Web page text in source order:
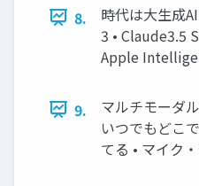
8.
時代は大生成
3 • Claude3.5
Apple
9.
マルチモーダ
いつでもどこ
てる • マイク